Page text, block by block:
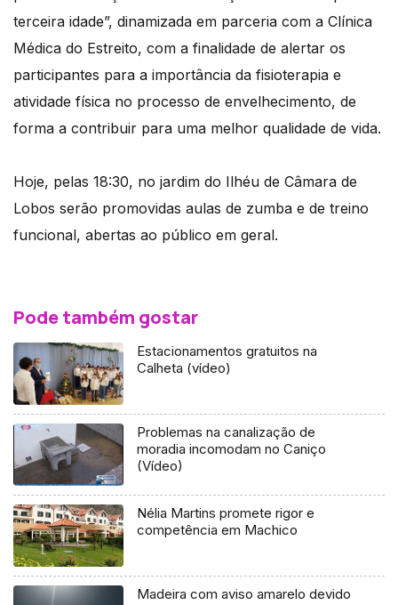
terceira idade”, dinamizada em parceria com a Clínica
Médica do Estreito, com a finalidade de alertar os
participantes para a importância da fisioterapia e
atividade física no processo de envelhecimento, de
forma a contribuir para uma melhor qualidade de vida.
Hoje, pelas 18:30, no jardim do Ilhéu de Câmara de
Lobos serão promovidas aulas de zumba e de treino
funcional, abertas ao público em geral.
Pode também gostar
Estacionamentos gratuitos na
Calheta (vídeo)
Problemas na canalização de
moradia incomodam no Caniço
(Vídeo)
Nélia Martins promete rigor e
competência em Machico
Madeira com aviso amarelo devido